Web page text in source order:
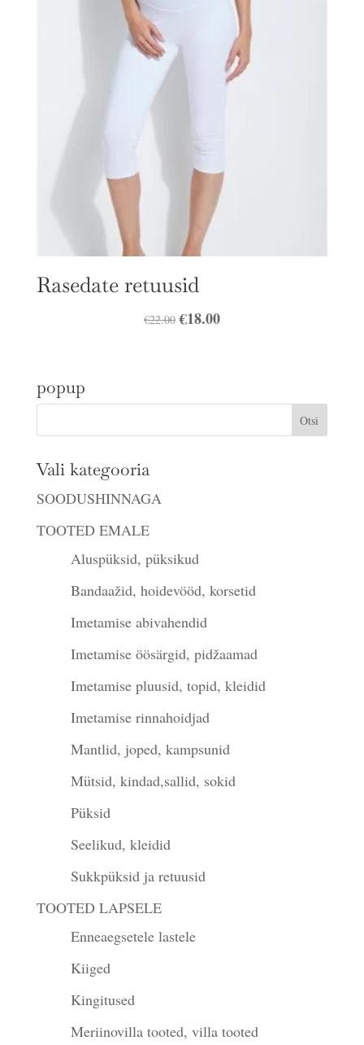
Rasedate retuusid
€22.00 Algne
€18.00Praegune
popup
Vali kategooria
SOODUSHINNAGA
TOOTED EMALE
Aluspüksid, püksikud
Bandaažid, hoidevööd, korsetid
Imetamise abivahendid
Imetamise öösärgid, pidžaamad
Imetamise pluusid, topid, kleidid
Imetamise rinnahoidjad
Mantlid, joped, kampsunid
Mütsid, kindad,sallid, sokid
Püksid
Seelikud, kleidid
Sukkpüksid ja retuusid
TOOTED LAPSELE
Enneaegsetele lastele
Kiiged
Kingitused
Meriinovilla tooted, villa tooted